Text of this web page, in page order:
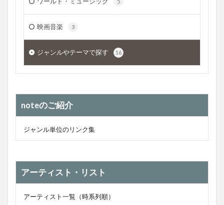
映画音楽 3
ジャンルやテーマで探す 16
noteのご紹介
ジャンル単位のリンク集
アーティスト・リスト
アーティスト一覧（時系列順）